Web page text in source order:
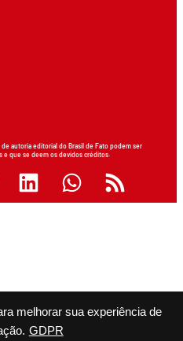
melhorar sua experiência de
GDPR
autoria editorial do Brasil de Fato podem ser
e que se deem os devidos créditos.